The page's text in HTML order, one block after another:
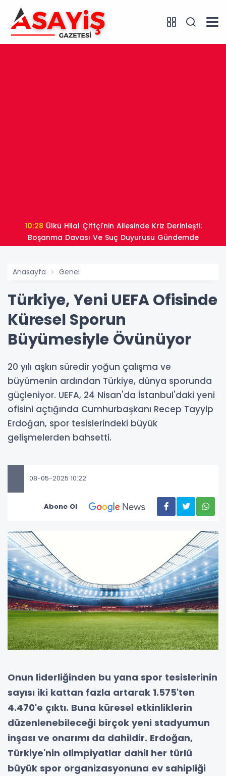
10:28
Boşanma Davası Ve Suç Duyurusu Gündemde
Anasayfa Genel
Türkiye, Yeni UEFA Ofisinde
Küresel Sporun
Büyümesiyle Övünüyor
20 yılı aşkın süredir yoğun çalışma ve
büyümenin ardından Türkiye, dünya sporunda
güçleniyor. UEFA, 24 Nisan'da İstanbul'daki yeni
ofisini açtığında Cumhurbaşkanı Recep Tayyip
Erdoğan, spor tesislerindeki büyük
gelişmelerden bahsetti.
08-05-2025 10:22
Abone Ol
Onun liderliğinden bu yana spor tesislerinin
sayısı iki kattan fazla artarak 1.575'ten
4.470'e çıktı. Buna küresel etkinliklerin
düzenlenebileceği birçok yeni stadyumun
inşası ve onarımı da dahildir. Erdoğan,
Türkiye'nin olimpiyatlar dahil her türlü
büyük spor organizasyonuna ev sahipliği